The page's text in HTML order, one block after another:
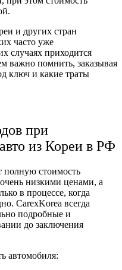
и других стран
часто уже
случаях приходится
важно помнить, заказывая
ключ и какие траты
при
из Кореи в РФ
полную стоимость
низкими ценами, а
в процессе, когда
CarexKorea всегда
подробные и
до заключения
автомобиля: